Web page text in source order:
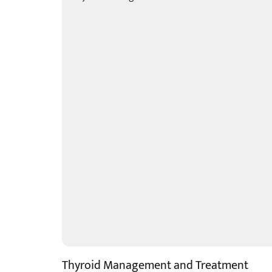
Thyroid Management and Treatment